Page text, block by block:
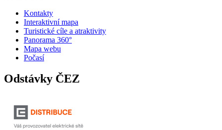
Kontakty
Interaktivní mapa
Turistické cíle a atraktivity
Panorama 360°
Mapa webu
Počasí
Odstávky ČEZ